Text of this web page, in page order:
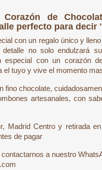
Corazón de
perfecto para decir
con un regalo único y
no solo endulzará
especial con un corazón
el tuyo y vive el momento
fino chocolate,
artesanales, con
Madrid Centro y retirada
de pagar
a nuestro